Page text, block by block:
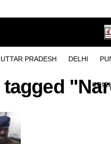
UTTAR PRADESH DELHI